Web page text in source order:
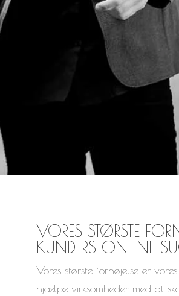
VORES STØRSTE
KUNDERS ONLINE
Vores største fornøjelse er
hjælpe virksomheder med at